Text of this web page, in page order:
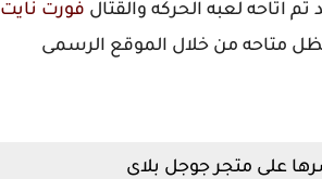
تم اتاحه لعبه الحركه والقتال فورت نايت
متاحه من خلال الموقع الرسمى